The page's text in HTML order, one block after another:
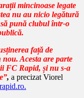
mincinoase legate
nu au nicio legătură
să pună clubul într-o
față de
Acesta are parte
FC Rapid, și nu s-a
, a precizat Viorel